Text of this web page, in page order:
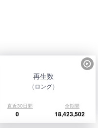
再生数
（ロング）
直近30日間 全期間
0 18,423,502